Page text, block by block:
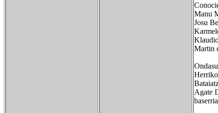
Manu
Josu
Martin
Agate